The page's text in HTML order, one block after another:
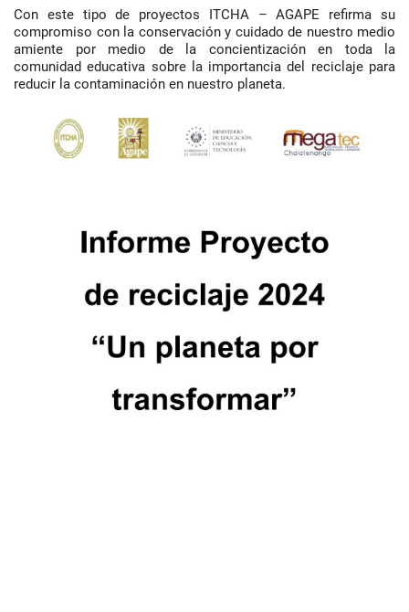
Con este tipo de proyectos ITCHA – AGAPE refirma su
compromiso con la conservación y cuidado de nuestro medio
amiente por medio de la concientización en toda la
comunidad educativa sobre la importancia del reciclaje para
reducir la contaminación en nuestro planeta.